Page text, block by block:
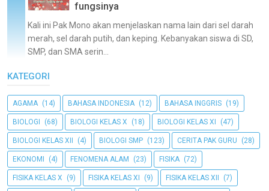
fungsinya
Kali ini Pak Mono akan menjelaskan nama lain dari sel darah
merah, sel darah putih, dan keping. Kebanyakan siswa di SD,
SMP, dan SMA serin...
KATEGORI
AGAMA (14) BAHASA INDONESIA (12) BAHASA INGGRIS (19)
BIOLOGI (68) BIOLOGI KELAS X (18) BIOLOGI KELAS XI (47)
BIOLOGI KELAS XII (4) BIOLOGI SMP (123) CERITA PAK GURU (28)
EKONOMI (4) FENOMENA ALAM (23) FISIKA (72)
FISIKA KELAS X (9) FISIKA KELAS XI (9) FISIKA KELAS XII (7)